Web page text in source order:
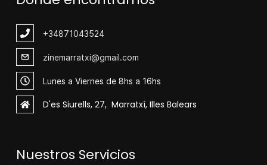
+34871043524
zinemarratxi@gmail.com
Lunes a Viernes de 8hs a 16hs
D'es Siurells, 27, Marratxí, Illes Balears
Nuestros Servicios